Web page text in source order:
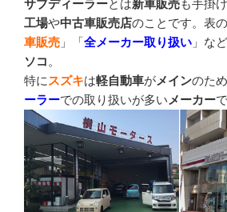
サブディーラーとは新車販売も手掛
工場や中古車販売店のことです。表の
車販売 」「全メーカー取り扱い 」な
ソコ 。
特に スズキは軽自動車がメインのた
ーラーでの取り扱いが多い メーカー